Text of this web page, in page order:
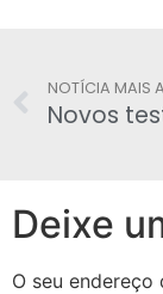
NOTÍCIA MAIS
Deixe
O seu